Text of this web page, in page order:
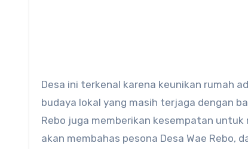
Desa ini terkenal karena keunikan rumah
budaya lokal yang masih terjaga dengan
Rebo juga memberikan kesempatan
akan membahas pesona Desa Wae Rebo,